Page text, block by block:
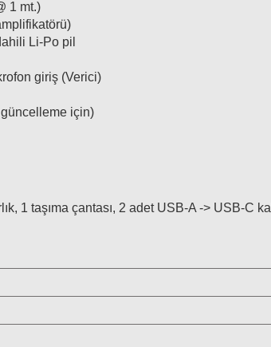
1 mt.)
Li-Po pil
giriş (Verici)
için)
1 taşıma çantası, 2 adet USB-A -> USB-C